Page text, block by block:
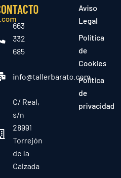
663
332
685
info@tallerbarato.com
C/ Real,
s/n
28991
Torrejón
de la
Calzada
Aviso
Legal
Política
de
Cookies
Política
de
privacidad